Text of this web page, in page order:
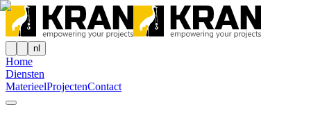
nl
Home
Diensten
MaterieelProjectenContact